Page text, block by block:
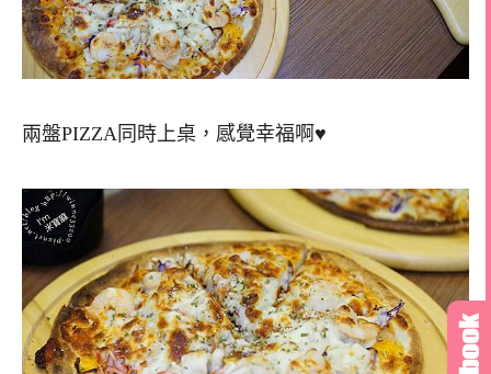
兩盤PIZZA同時上桌，感覺幸福啊♥